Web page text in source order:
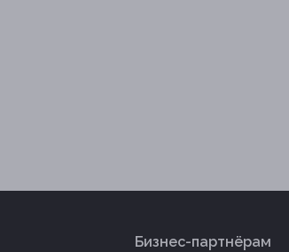
Бизнес-партнёрам